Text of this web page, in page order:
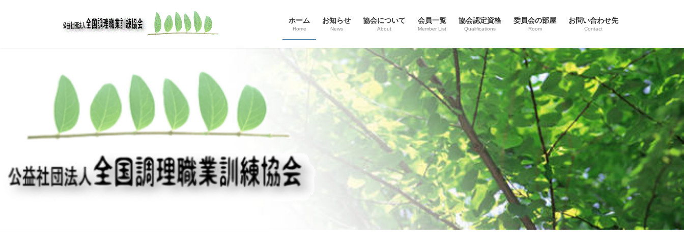
ホーム
Home
お知らせ
News
協会について
About
会員一覧
Member List
協会認定資格
Qualifications
委員会の部屋
Room
お問い合わせ先
Contact